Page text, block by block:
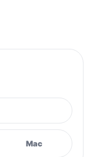
Mac